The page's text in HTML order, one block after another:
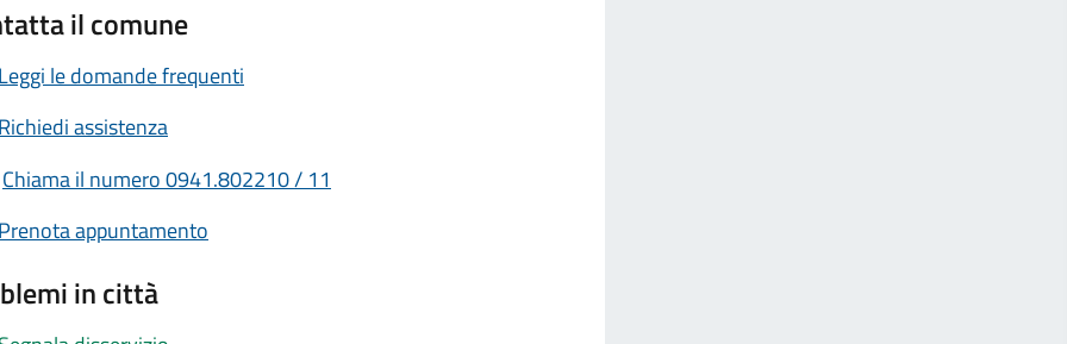
il comune
Leggi le domande frequenti
Richiedi assistenza
Chiama il numero 0941.802210 / 11
Prenota appuntamento
in città